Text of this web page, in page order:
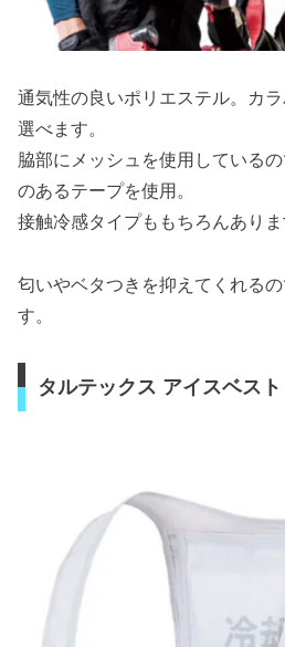
通気性の良いポリエステル。カ
選べます。
脇部にメッシュを使用している
のあるテープを使用。
接触冷感タイプももちろんありま
匂いやベタつきを抑えてくれる
す。
タルテックス アイスベスト